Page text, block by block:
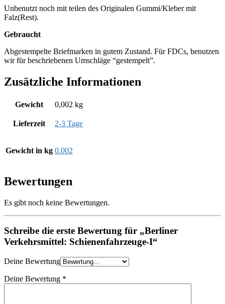
Unbenutzt noch mit teilen des Originalen Gummi/Kleber mit
Falz(Rest).
Gebraucht
Abgestempelte Briefmarken in gutem Zustand. Für FDCs, benutzen
wir für beschriebenen Umschläge “gestempelt”.
Zusätzliche Informationen
Gewicht 0,002 kg
Lieferzeit 2-3 Tage
Gewicht in kg 0.002
Bewertungen
Es gibt noch keine Bewertungen.
Schreibe die erste Bewertung für „Berliner
Verkehrsmittel: Schienenfahrzeuge-I“
Deine Bewertung
Deine Bewertung *